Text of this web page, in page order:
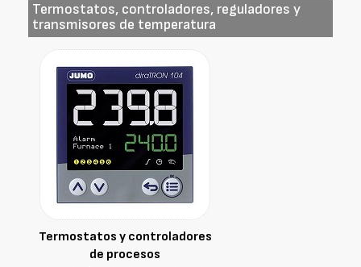
Termostatos, controladores, reguladores y
transmisores de temperatura
Termostatos y controladores
de procesos